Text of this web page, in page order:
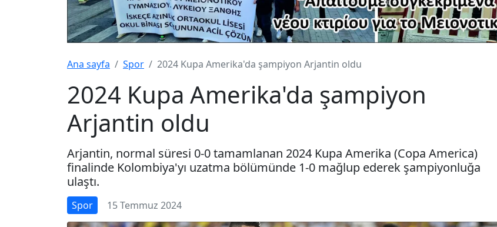
Ana sayfa Spor 2024 Kupa Amerika'da şampiyon Arjantin oldu
2024 Kupa Amerika'da şampiyon
Arjantin oldu
Arjantin, normal süresi 0-0 tamamlanan 2024 Kupa Amerika (Copa America)
finalinde Kolombiya'yı uzatma bölümünde 1-0 mağlup ederek şampiyonluğa
ulaştı.
Spor 15 Temmuz 2024